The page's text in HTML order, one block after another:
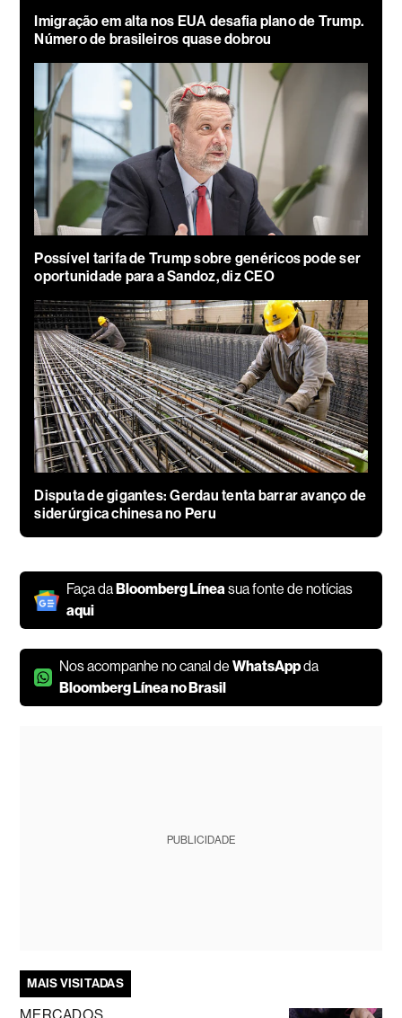
Imigração em alta nos EUA desafia plano de Trump.
Número de brasileiros quase dobrou
Possível tarifa de Trump sobre genéricos pode ser
oportunidade para a Sandoz, diz CEO
Disputa de gigantes: Gerdau tenta barrar avanço de
siderúrgica chinesa no Peru
Faça da Bloomberg Líneasua fonte de notícias
aqui
Nos acompanhe no canal deWhatsAppda
Bloomberg Línea no Brasil
PUBLICIDADE
MAIS VISITADAS